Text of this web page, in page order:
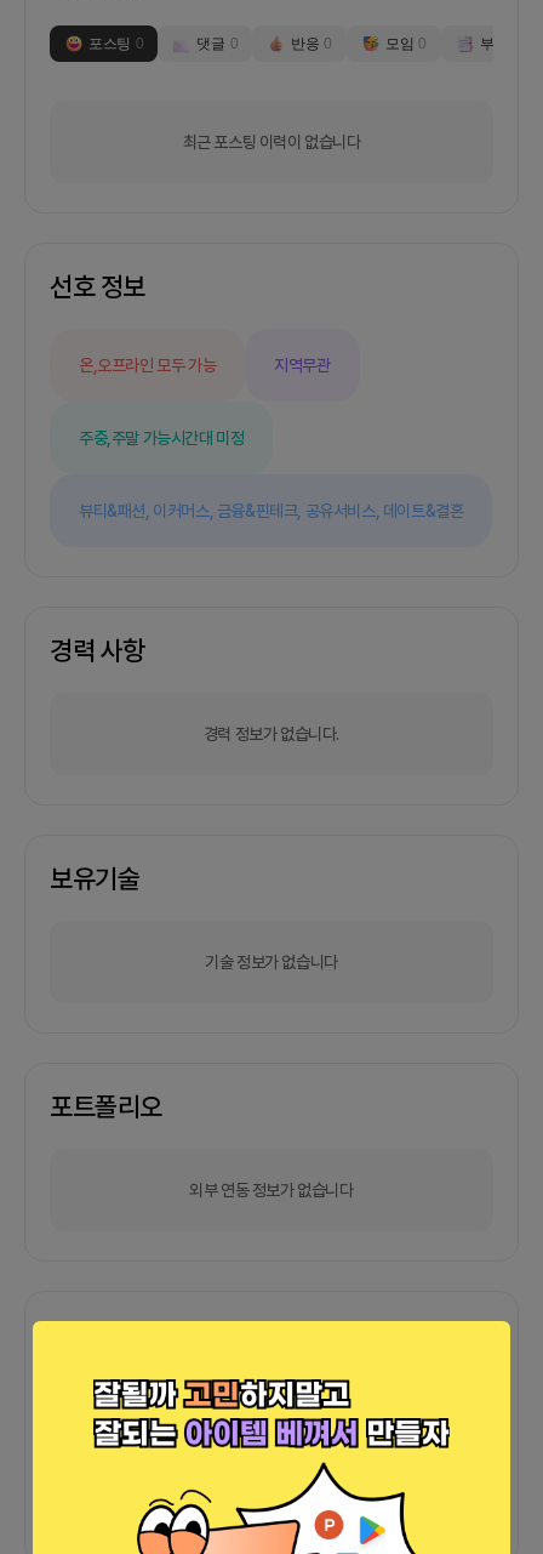
포스팅 0 댓글 0 반응 0 모임 0 부스
최근 포스팅 이력이 없습니다
선호 정보
온,오프라인 모두 가능 지역무관
주중,주말 가능시간대 미정
뷰티&패션, 이커머스, 금융&핀테크, 공유서비스, 데이트&결혼
경력 사항
경력 정보가 없습니다.
보유기술
기술 정보가 없습니다
포트폴리오
외부 연동 정보가 없습니다
커피챗 0 프로젝트 0 프로챗
아직 후기가 도착하지 않았습니다